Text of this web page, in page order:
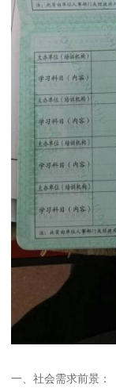
一、社会需求前景：